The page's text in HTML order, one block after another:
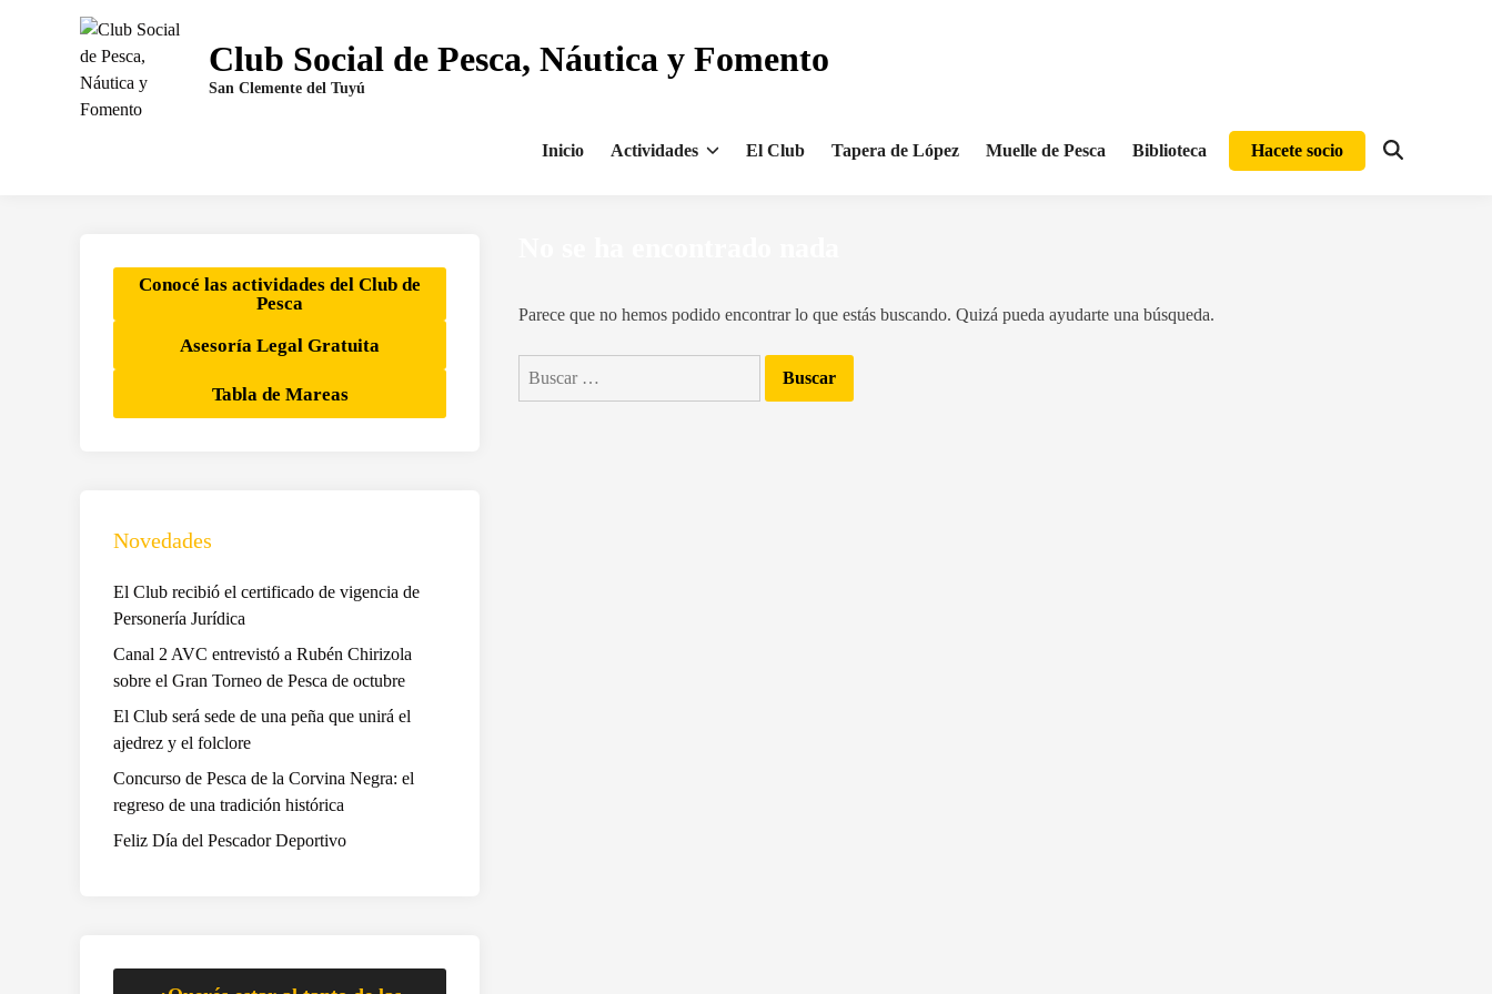
Club Social de Pesca, Náutica y Fomento
San Clemente del Tuyú
Inicio Actividades El Club Tapera de López Muelle de Pesca Biblioteca Hacete socio
Abrir
Parece que no hemos podido encontrar lo que estás buscando. Quizá pueda ayudarte una búsqueda.
Conocé las actividades del Club de
Pesca
Asesoría Legal Gratuita
Tabla de Mareas
Novedades
El Club recibió el certificado de vigencia de
Personería Jurídica
Canal 2 AVC entrevistó a Rubén Chirizola
sobre el Gran Torneo de Pesca de octubre
El Club será sede de una peña que unirá el
ajedrez y el folclore
Concurso de Pesca de la Corvina Negra: el
regreso de una tradición histórica
Feliz Día del Pescador Deportivo